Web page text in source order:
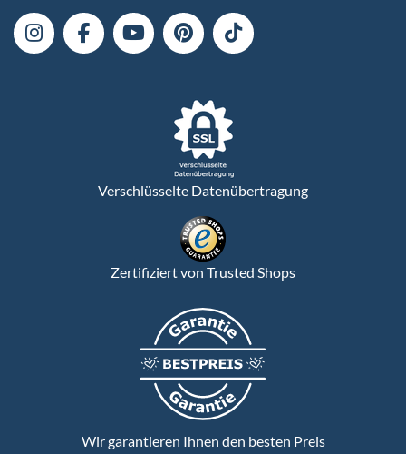
Verschlüsselte Datenübertragung
Zertifiziert von Trusted Shops
Wir garantieren Ihnen den besten Preis